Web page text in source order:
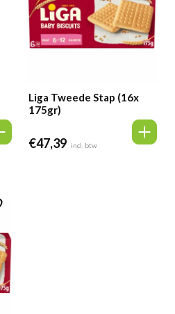
Liga Tweede Stap (16x
175gr)
€47,39 incl. btw